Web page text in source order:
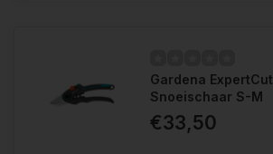
Gardena ExpertCut
Snoeischaar S-M
€33,50